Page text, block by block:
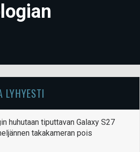
LYHYESTI
huhutaan tiputtavan Galaxy S27
takakameran pois